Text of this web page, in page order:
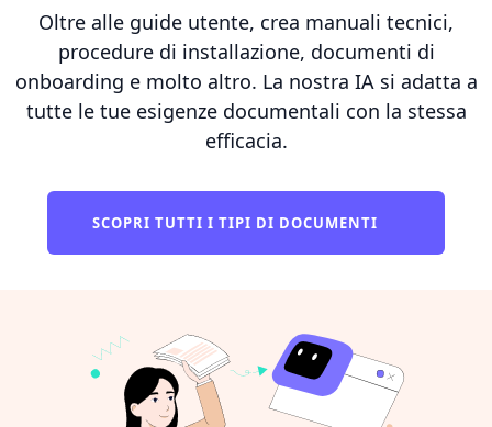
Oltre alle guide utente, crea manuali tecnici,
procedure di installazione, documenti di
onboarding e molto altro. La nostra IA si adatta a
tutte le tue esigenze documentali con la stessa
efficacia.
SCOPRI TUTTI I TIPI DI DOCUMENTI